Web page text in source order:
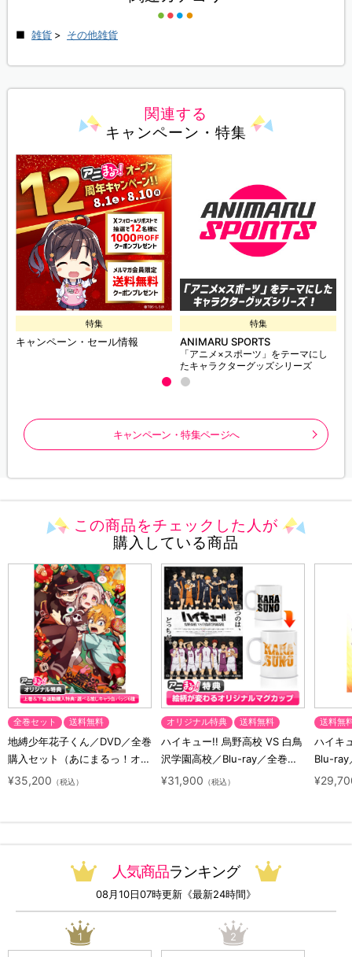
雑貨 > その他雑貨
関連する
キャンペーン・特集
特集
キャンペーン・セール情報
特集
ANIMARU SPORTS
「アニメ×スポーツ」をテーマにし
たキャラクターグッズシリーズ
キャンペーン・特集ページへ
この商品をチェックした人が
購入している商品
全巻セット 送料無料
地縛少年花子くん／DVD／全巻
購入セット（あにまるっ！オリ
ジナル特典付き・送料無料）
¥35,200 （税込）
オリジナル特典 送料無料
ハイキュー!! 烏野高校 VS 白鳥
沢学園高校／Blu-ray／全巻セ
ット（初回生産限定・アニまる
¥31,900 （税込）
送料無
ハイキ
Blu-ray
ト（初
人気商品ランキング
08月10日07時更新《最新24時間》
1 2